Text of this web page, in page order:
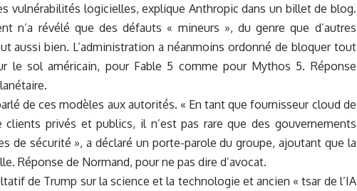
vulnérabilités logicielles, explique Anthropic dans un billet de blog.
n’a révélé que des défauts « mineurs », du genre que d’autres
aussi bien. L’administration a néanmoins ordonné de bloquer tout
le sol américain, pour Fable 5 comme pour Mythos 5. Réponse
de ces modèles aux autorités. « En tant que fournisseur cloud de
privés et publics, il n’est pas rare que des gouvernements
de sécurité », a déclaré un porte-parole du groupe, ajoutant que la
Réponse de Normand, pour ne pas dire d’avocat.
de Trump sur la science et la technologie et ancien « tsar de l’IA